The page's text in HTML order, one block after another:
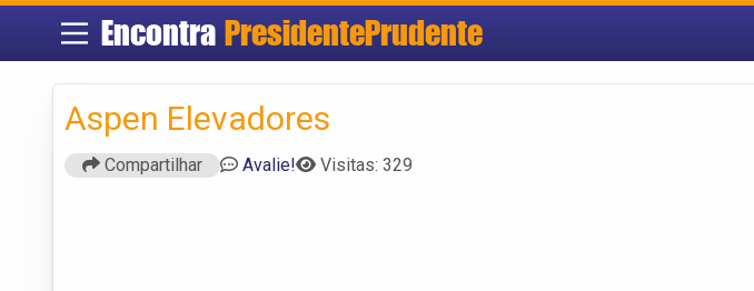
Encontra PresidentePrudente
Aspen Elevadores
Compartilhar Avalie! Visitas: 329